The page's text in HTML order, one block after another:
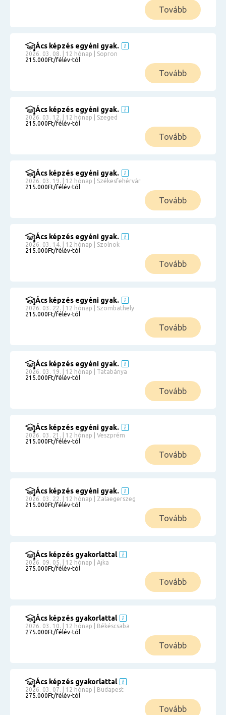
Tovább
Ács képzés egyéni gyak.
2026. 03. 08. | 12 hónap | Sopron
215.000Ft/félév-tól
Tovább
Ács képzés egyéni gyak.
2026. 03. 12. | 12 hónap | Szeged
215.000Ft/félév-tól
Tovább
Ács képzés egyéni gyak.
2026. 03. 19. | 12 hónap | Székesfehérvár
215.000Ft/félév-tól
Tovább
Ács képzés egyéni gyak.
2026. 03. 14. | 12 hónap | Szolnok
215.000Ft/félév-tól
Tovább
Ács képzés egyéni gyak.
2026. 03. 22. | 12 hónap | Szombathely
215.000Ft/félév-tól
Tovább
Ács képzés egyéni gyak.
2026. 03. 19. | 12 hónap | Tatabánya
215.000Ft/félév-tól
Tovább
Ács képzés egyéni gyak.
2026. 03. 21. | 12 hónap | Veszprém
215.000Ft/félév-tól
Tovább
Ács képzés egyéni gyak.
2026. 03. 22. | 12 hónap | Zalaegerszeg
215.000Ft/félév-tól
Tovább
Ács képzés gyakorlattal
2026. 09. 05. | 12 hónap | Ajka
275.000Ft/félév-tól
Tovább
Ács képzés gyakorlattal
2026. 03. 10. | 12 hónap | Békéscsaba
275.000Ft/félév-tól
Tovább
Ács képzés gyakorlattal
2026. 03. 07. | 12 hónap | Budapest
275.000Ft/félév-tól
Tovább